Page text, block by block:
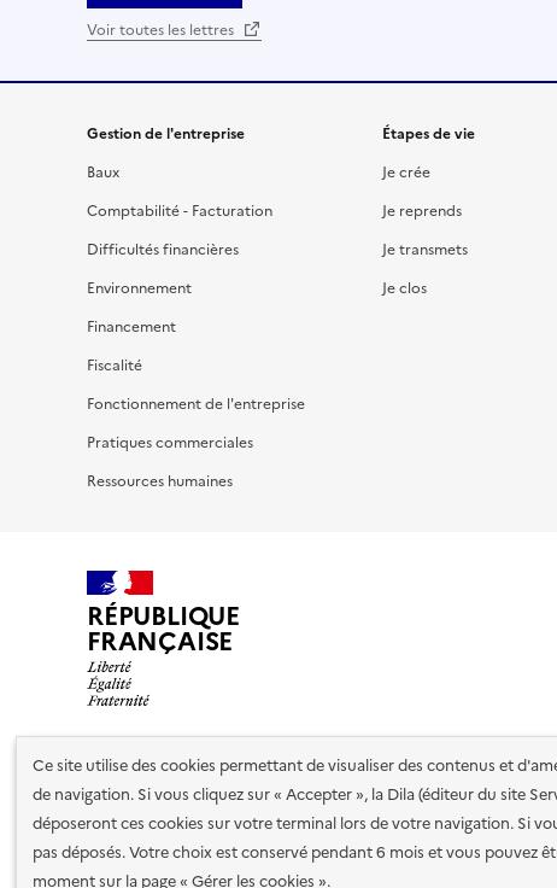
Ce site utilise des cookies permettant de visualiser des contenus et
de navigation. Si vous cliquez sur « Accepter », la Dila (éditeur du site
déposeront ces cookies sur votre terminal lors de votre navigation. Si
pas déposés. Votre choix est conservé pendant 6 mois et vous pouvez
moment sur la page « Gérer les cookies ».
Voir toutes les lettres
Gestion de l'entreprise
Baux
Comptabilité - Facturation
Difficultés financières
Environnement
Financement
Fiscalité
Fonctionnement de l'entreprise
Pratiques commerciales
Ressources humaines
Étapes de vie
Je crée
Je reprends
Je transmets
Je clos
RÉPUBLIQUE
FRANÇAISE
Nos partenaires
Plan du site Accessibilité : totalement conforme